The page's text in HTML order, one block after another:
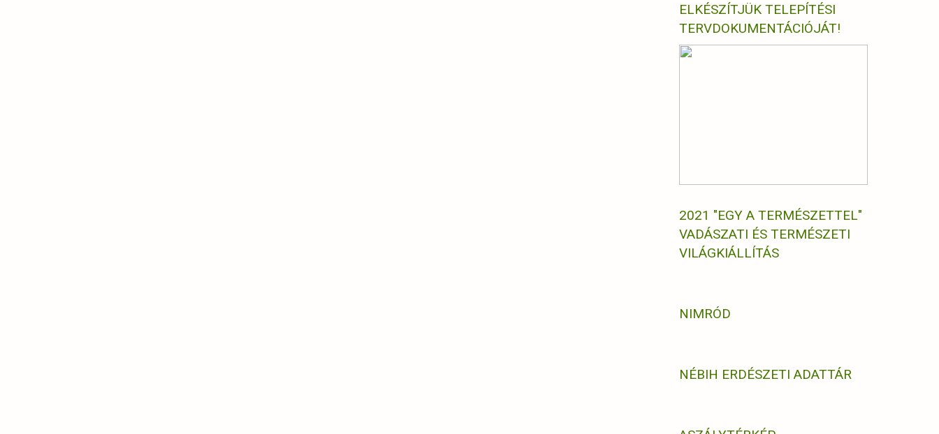
ELKÉSZÍTJÜK TELEPÍTÉSI
TERVDOKUMENTÁCIÓJÁT!
2021 "EGY A TERMÉSZETTEL"
VADÁSZATI ÉS TERMÉSZETI
VILÁGKIÁLLÍTÁS
NIMRÓD
NÉBIH ERDÉSZETI ADATTÁR